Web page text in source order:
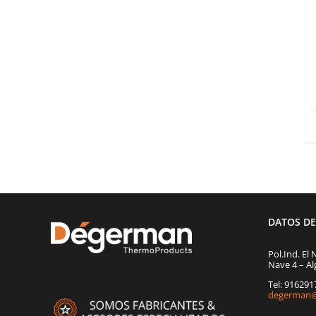
DATOS
Pol.Ind. El
Nave 4 –
Tel: